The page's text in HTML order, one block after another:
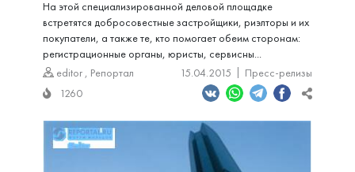
На этой специализированной деловой площадке
встретятся добросовестные застройщики, риэлторы и их
покупатели, а также те, кто помогает обеим сторонам:
регистрационные органы, юристы, сервисны...
editor , Репортал 15.04.2015
Пресс-релизы
1260